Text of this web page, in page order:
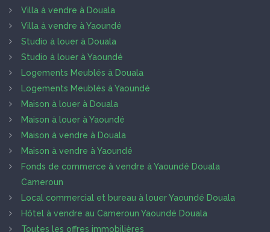
Villa à vendre à Douala
Villa à vendre à Yaoundé
Studio à louer à Douala
Studio à louer à Yaoundé
Logements Meublés à Douala
Logements Meublés à Yaoundé
Maison à louer à Douala
Maison à louer à Yaoundé
Maison à vendre à Douala
Maison à vendre à Yaoundé
Fonds de commerce à vendre à Yaoundé Douala
Cameroun
Local commercial et bureau à louer Yaoundé Douala
Hôtel à vendre au Cameroun Yaoundé Douala
Toutes les offres immobilières